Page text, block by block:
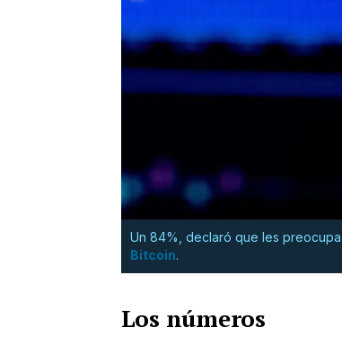
Un 84%, declaró que les
Bitcoin.
Los números